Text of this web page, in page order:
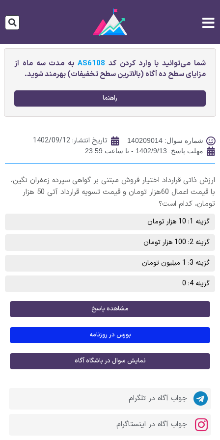
شما می‌توانید با وارد کردن کد AS6108به مدت سه ماه از
مزایای سطح ده آگاه (بالاترین سطح تخفیفات) بهرمند شوید.
راهنما
شماره سوال: 140209014 تاریخ انتشار: 1402/09/12
مهلت پاسخ: 1402/9/13 - تا ساعت 23:59
ارزش ذاتی قرارداد اختیار فروش مبتنی بر گواهی سپرده زعفران نگین،
با قیمت اعمال 60هزار تومان و قیمت تسویه قرارداد آتی 50 هزار
تومان، کدام است؟
گزینه 1: 10 هزار تومان
گزینه 2: 100 هزار تومان
گزینه 3: 1 میلیون تومان
گزینه 4: 0
مشاهده پاسخ
بورس در روزنامه
نمایش سوال در باشگاه آگاه
جواب آگاه در تلگرام
جواب آگاه در اینستاگرام